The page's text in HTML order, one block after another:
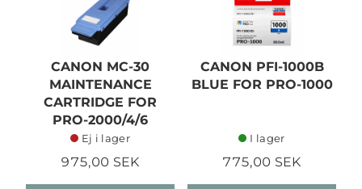
CANON MC-30
MAINTENANCE
CARTRIDGE FOR
PRO-2000/4/6
Ej i lager
975,00 SEK
CANON PFI-1000B
BLUE FOR PRO-1000
I lager
775,00 SEK